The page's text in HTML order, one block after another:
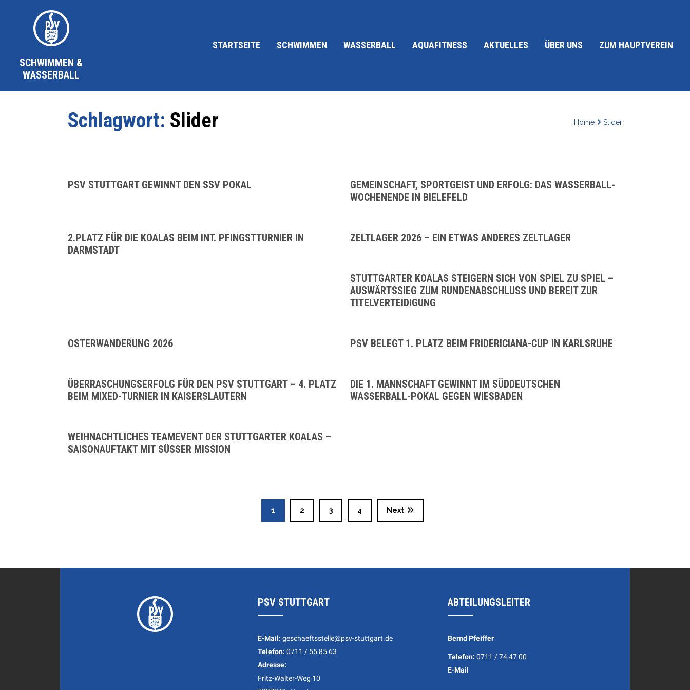
SCHWIMMEN &
WASSERBALL
STARTSEITE SCHWIMMEN WASSERBALL AQUAFITNESS AKTUELLES ÜBER UNS ZUM HAUPTVEREIN
Schlagwort: Slider Home Slider
PSV STUTTGART GEWINNT DEN SSV POKAL
GEMEINSCHAFT, SPORTGEIST UND ERFOLG: DAS WASSERBALL-
WOCHENENDE IN BIELEFELD
2.PLATZ FÜR DIE KOALAS BEIM INT. PFINGSTTURNIER IN
DARMSTADT
ZELTLAGER 2026 – EIN ETWAS ANDERES ZELTLAGER
STUTTGARTER KOALAS STEIGERN SICH VON SPIEL ZU SPIEL –
AUSWÄRTSSIEG ZUM RUNDENABSCHLUSS UND BEREIT ZUR
TITELVERTEIDIGUNG
OSTERWANDERUNG 2026 PSV BELEGT 1. PLATZ BEIM FRIDERICIANA-CUP IN KARLSRUHE
ÜBERRASCHUNGSERFOLG FÜR DEN PSV STUTTGART – 4. PLATZ
BEIM MIXED-TURNIER IN KAISERSLAUTERN
DIE 1. MANNSCHAFT GEWINNT IM SÜDDEUTSCHEN
WASSERBALL-POKAL GEGEN WIESBADEN
WEIHNACHTLICHES TEAMEVENT DER STUTTGARTER KOALAS –
SAISONAUFTAKT MIT SÜSSER MISSION
1 2 3 4 Next
PSV STUTTGART
E-Mail: geschaeftsstelle@psv-stuttgart.de
Telefon: 0711 / 55 85 63
Adresse:
Fritz-Walter-Weg 10
ABTEILUNGSLEITER
Bernd Pfeiffer
Telefon: 0711 / 74 47 00
E-Mail